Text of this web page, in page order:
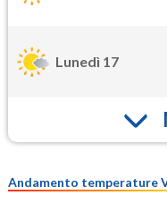
Lunedì 17
Andamento temperature